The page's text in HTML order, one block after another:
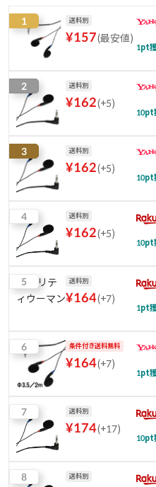
1 送料別
¥157(最安値)
1pt
2 送料別
¥162(+5)
10pt
3 送料別
¥162(+5)
10pt
4 送料別
¥162(+5)
10pt
5 送料別
¥164(+7)
1pt
6 条件付き送料無料
¥164(+7)
1pt
7 送料別
¥174(+17)
10pt
8 送料別